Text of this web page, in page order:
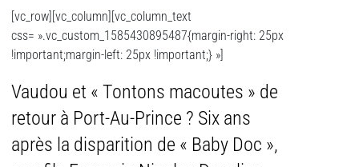
[vc_row][vc_column][vc_column_text
css= ».vc_custom_1585430895487{margin-right: 25px
!important;margin-left: 25px !important;} »]
Vaudou et « Tontons macoutes » de
retour à Port-Au-Prince ? Six ans
après la disparition de « Baby Doc »,